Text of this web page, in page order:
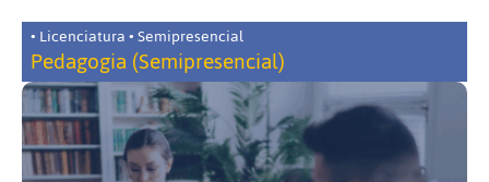
• Licenciatura • Semipresencial
Pedagogia (Semipresencial)